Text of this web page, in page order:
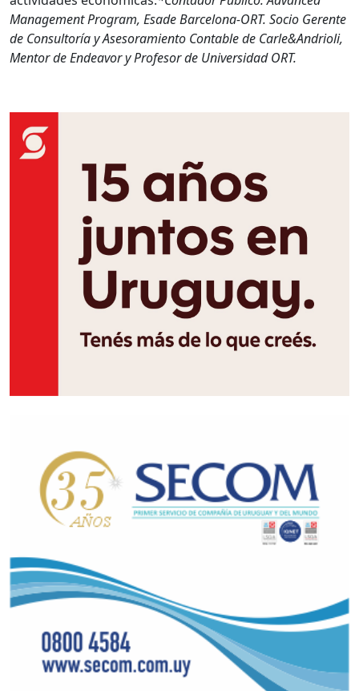
Management Program, Esade Barcelona-ORT. Socio Gerente
de Consultoría y Asesoramiento Contable de Carle&Andrioli,
Mentor de Endeavor y Profesor de Universidad ORT.